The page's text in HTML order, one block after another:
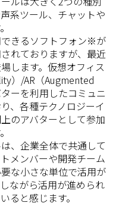
系ツール、チャットや
きるソフトフォン※が
れておりますが、最近
します。仮想オフィス
）/AR（Augmented
ーを利用したコミュニ
、各種テクノロジーイ
のアバターとして参加
、企業全体で共通して
メンバーや開発チーム
な小さな単位で活用が
ながら活用が進められ
ると感じます。